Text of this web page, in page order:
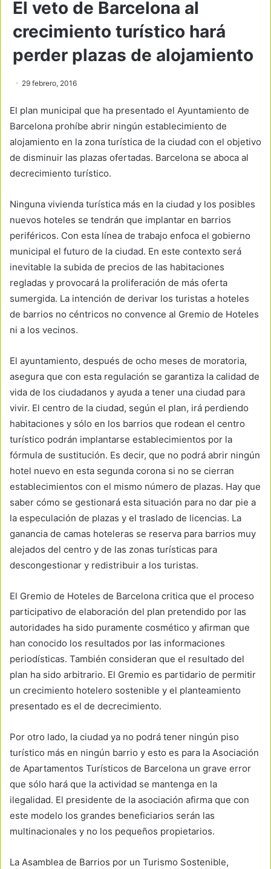
El veto de Barcelona al
crecimiento turístico hará
perder plazas de alojamiento
29 febrero, 2016
El plan municipal que ha presentado el Ayuntamiento de
Barcelona prohíbe abrir ningún establecimiento de
alojamiento en la zona turística de la ciudad con el objetivo
de disminuir las plazas ofertadas. Barcelona se aboca al
decrecimiento turístico.
Ninguna vivienda turística más en la ciudad y los posibles
nuevos hoteles se tendrán que implantar en barrios
periféricos. Con esta línea de trabajo enfoca el gobierno
municipal el futuro de la ciudad. En este contexto será
inevitable la subida de precios de las habitaciones
regladas y provocará la proliferación de más oferta
sumergida. La intención de derivar los turistas a hoteles
de barrios no céntricos no convence al Gremio de Hoteles
ni a los vecinos.
El ayuntamiento, después de ocho meses de moratoria,
asegura que con esta regulación se garantiza la calidad de
vida de los ciudadanos y ayuda a tener una ciudad para
vivir. El centro de la ciudad, según el plan, irá perdiendo
habitaciones y sólo en los barrios que rodean el centro
turístico podrán implantarse establecimientos por la
fórmula de sustitución. Es decir, que no podrá abrir ningún
hotel nuevo en esta segunda corona si no se cierran
establecimientos con el mismo número de plazas. Hay que
saber cómo se gestionará esta situación para no dar pie a
la especulación de plazas y el traslado de licencias. La
ganancia de camas hoteleras se reserva para barrios muy
alejados del centro y de las zonas turísticas para
descongestionar y redistribuir a los turistas.
El Gremio de Hoteles de Barcelona critica que el proceso
participativo de elaboración del plan pretendido por las
autoridades ha sido puramente cosmético y afirman que
han conocido los resultados por las informaciones
periodísticas. También consideran que el resultado del
plan ha sido arbitrario. El Gremio es partidario de permitir
un crecimiento hotelero sostenible y el planteamiento
presentado es el de decrecimiento.
Por otro lado, la ciudad ya no podrá tener ningún piso
turístico más en ningún barrio y esto es para la Asociación
de Apartamentos Turísticos de Barcelona un grave error
que sólo hará que la actividad se mantenga en la
ilegalidad. El presidente de la asociación afirma que con
este modelo los grandes beneficiarios serán las
multinacionales y no los pequeños propietarios.
La Asamblea de Barrios por un Turismo Sostenible,